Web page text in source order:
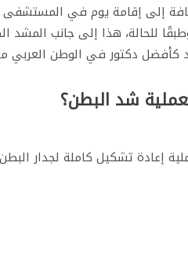
إلى إقامة يوم في
للحالة، هذا إلى جانب
كأفضل دكتور في الوطن العربي
شد البطن؟
إعادة تشكيل كاملة لجدار